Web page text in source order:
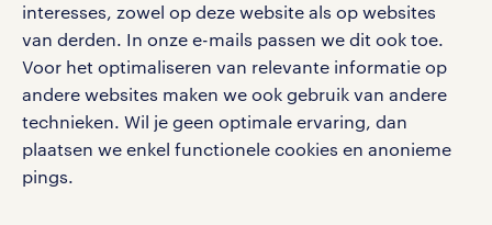
interesses, zowel op deze website als op websites
van derden. In onze e-mails passen we dit ook toe.
Voor het optimaliseren van relevante informatie op
andere websites maken we ook gebruik van andere
technieken. Wil je geen optimale ervaring, dan
plaatsen we enkel functionele cookies en anonieme
pings.
social media
Volg ons voor de leukste content omtrent
vacatures, solliciteren en inspiratie.